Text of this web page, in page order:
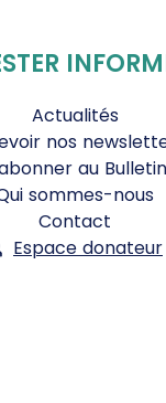
Actualités
nos
au Bulletin
sommes-nous
Contact
Espace donateur